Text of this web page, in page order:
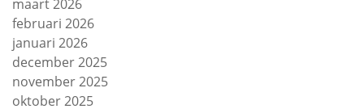
maart 2026
februari 2026
januari 2026
december 2025
november 2025
oktober 2025